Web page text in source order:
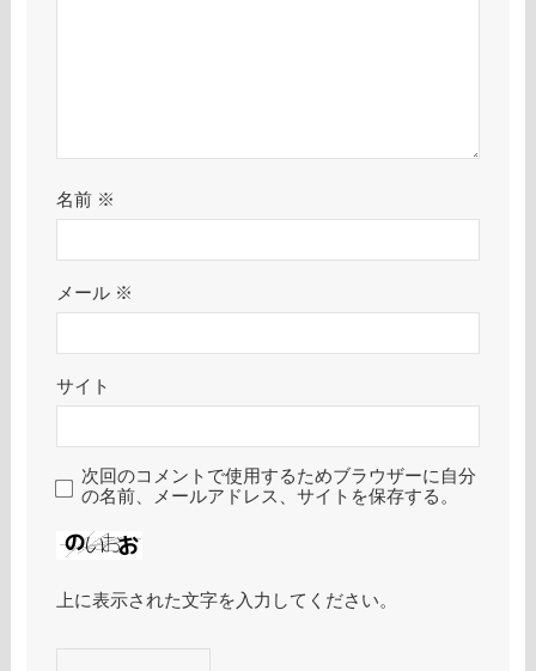
名前 ※
メール ※
サイト
次回のコメントで使用するためブラウザーに自分
の名前、メールアドレス、サイトを保存する。
上に表示された文字を入力してください。